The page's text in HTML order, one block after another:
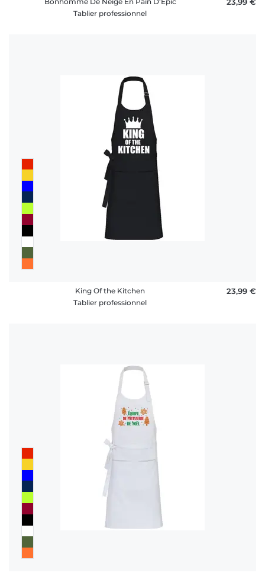
Tablier professionnel
King Of the Kitchen
Tablier professionnel
23,99 €